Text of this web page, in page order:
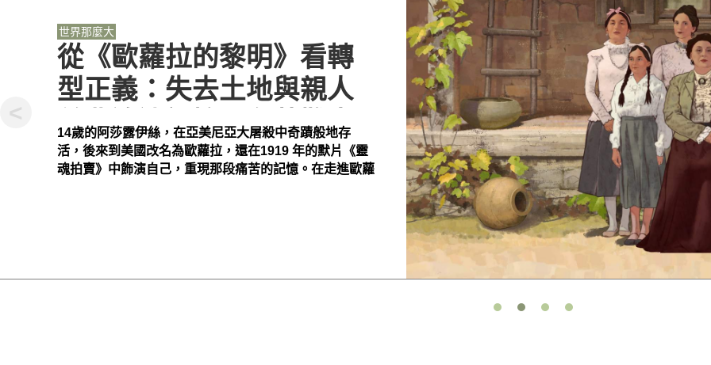
教育
當父母面臨子女離開的空
巢期，如何一起好好變
老？
當兒女長大後各自到外地打拼，留在老家的父母面臨空巢
期，兩代之間該如何相處？或許可以嘗試「不再指導對方
怎麼過生活」，轉向非親子的「局外人」學習，就像電影
世界那麼大
從《歐蘿拉的黎明》看轉
型正義：失去土地與親人
並非遙遠記憶，在苦難中
找到行動的希望與勇氣
14歲的阿莎露伊絲，在亞美尼亞大屠殺中奇蹟般地存
活，後來到美國改名為歐蘿拉，還在1919 年的默片《靈
魂拍賣》中飾演自己，重現那段痛苦的記憶。在走進歐蘿
人物
穿上戰靴、與蛇共舞：泰
勒絲如何將網路霸凌符
號，變成產值破億的流行
圖騰
美國流行巨星泰勒絲（Taylor Swift）已累積14座葛萊美
獎，更曾是史上最年輕的葛萊美獎年度最佳專輯獎得主。
然而比起獎座與銷量，更動人的是她屢屢在媒體風暴中不
到底要怎麼教小孩？
數學怎麼教？ 陽明交大教
授高竹嵐：讓數學變成可
以「死100次再重來」的遊
戲，提高容錯力
「學數學到底有什麼用？」這是許多學生共同的疑問。數
學教育專家高竹嵐指出，數學是「腦力的體能訓練」，訓
練思考模式、分析能力與策略建立。台灣考試制度讓許多
題」開始理解數學。